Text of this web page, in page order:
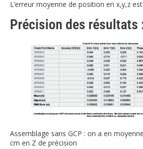
L’erreur moyenne de position en x,y,z
Précision des résultats
Assemblage sans GCP : on a en
cm en Z de précision